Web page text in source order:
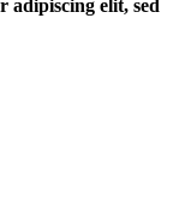
adipiscing elit, sed